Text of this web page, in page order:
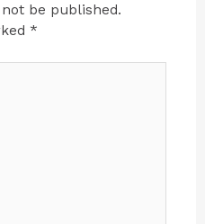
be published.
*